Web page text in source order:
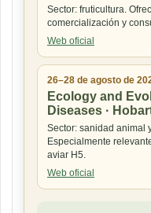
Sector: fruticultura.
comercialización y
Web oficial
26–28 de agosto de
Ecology and
Diseases ·
Sector: sanidad animal
Especialmente
aviar H5.
Web oficial